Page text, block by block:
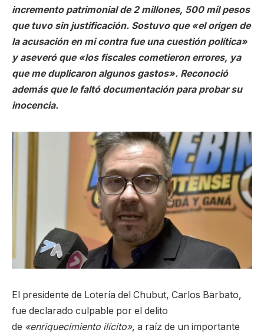
incremento patrimonial de 2 millones, 500 mil pesos
que tuvo sin justificación. Sostuvo que «el origen de
la acusación en mi contra fue una cuestión política»
y aseveró que «los fiscales cometieron errores, ya
que me duplicaron algunos gastos». Reconoció
además que le faltó documentación para probar su
inocencia.
El presidente de Lotería del Chubut, Carlos Barbato,
fue declarado culpable por el delito
de «enriquecimiento ilícito», a raíz de un importante